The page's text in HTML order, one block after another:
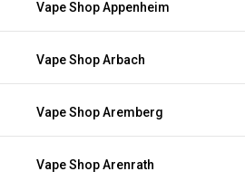
Vape Shop Appenheim
Vape Shop Arbach
Vape Shop Aremberg
Vape Shop Arenrath